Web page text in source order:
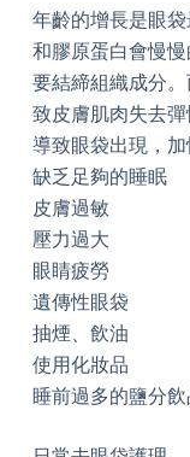
年齡的增長是眼
和膠原蛋白會慢
要結締組織成分
致皮膚肌肉失去
導致眼袋出現，
缺乏足夠的睡眠
皮膚過敏
壓力過大
眼睛疲勞
遺傳性眼袋
抽煙、飲油
使用化妝品
睡前過多的鹽分飲